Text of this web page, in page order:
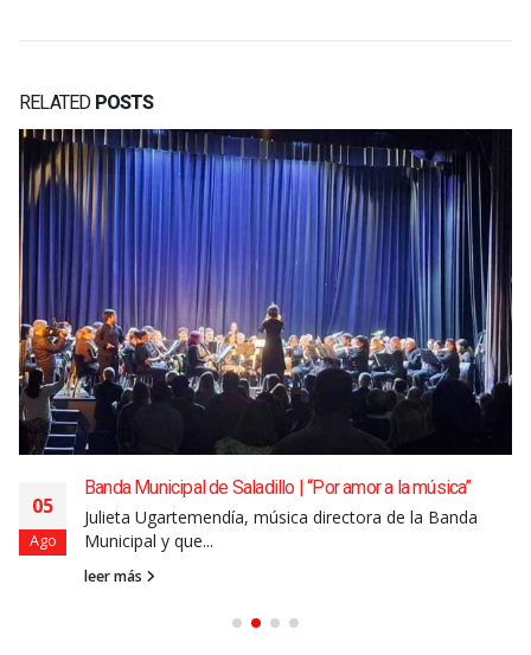
RELATED POSTS
05
Ago
Banda Municipal de Saladillo | “Por amor a la música”
Julieta Ugartemendía, música directora de la Banda
Municipal y que...
leer más